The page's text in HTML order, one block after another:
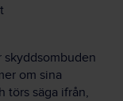
om sina
törs säga ifrån,